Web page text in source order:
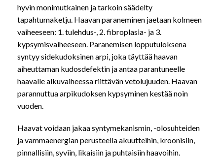
hyvin monimutkainen ja tarkoin säädelty
tapahtumaketju. Haavan paraneminen jaetaan kolmeen
vaiheeseen: 1. tulehdus-, 2. fibroplasia- ja 3.
kypsymisvaiheeseen. Paranemisen lopputuloksena
syntyy sidekudoksinen arpi, joka täyttää haavan
aiheuttaman kudosdefektin ja antaa parantuneelle
haavalle alkuvaiheessa riittävän vetolujuuden. Haavan
parannuttua arpikudoksen kypsyminen kestää noin
vuoden.
Haavat voidaan jakaa syntymekanismin, -olosuhteiden
ja vammaenergian perusteella akuutteihin, kroonisiin,
pinnallisiin, syviin, likaisiin ja puhtaisiin haavoihin.